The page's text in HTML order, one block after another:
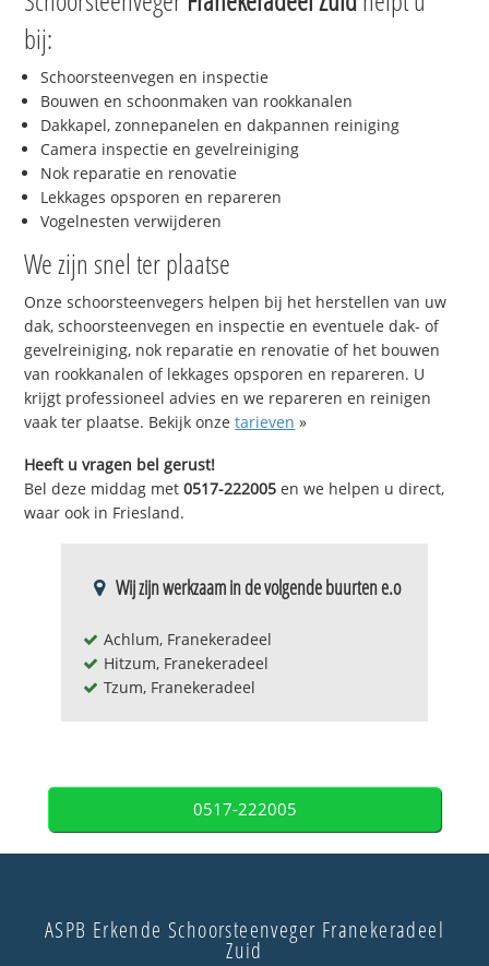
bij:
Schoorsteenvegen en inspectie
Bouwen en schoonmaken van rookkanalen
Dakkapel, zonnepanelen en dakpannen reiniging
Camera inspectie en gevelreiniging
Nok reparatie en renovatie
Lekkages opsporen en repareren
Vogelnesten verwijderen
We zijn snel ter plaatse
Onze schoorsteenvegers helpen bij het herstellen van uw
dak, schoorsteenvegen en inspectie en eventuele dak- of
gevelreiniging, nok reparatie en renovatie of het bouwen
van rookkanalen of lekkages opsporen en repareren. U
krijgt professioneel advies en we repareren en reinigen
vaak ter plaatse. Bekijk onzetarieven »
Heeft u vragen bel gerust!
Bel deze middag met0517-222005 en we helpen u direct,
waar ook in Friesland.
Wij zijn werkzaam in de volgende buurten e.o
Achlum, Franekeradeel
Hitzum, Franekeradeel
Tzum, Franekeradeel
0517-222005
ASPB Erkende Schoorsteenveger Franekeradeel
Zuid